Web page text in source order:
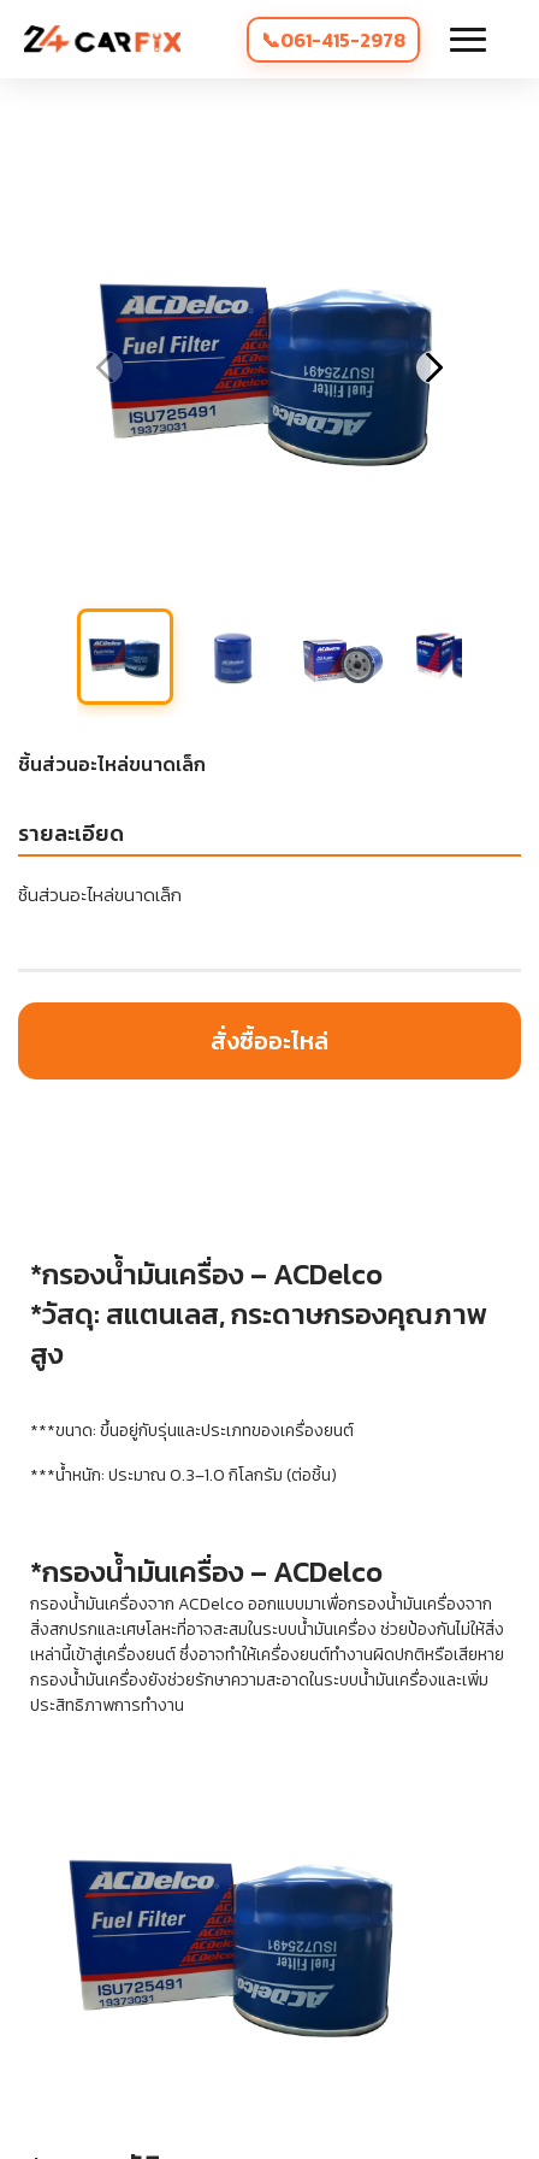
061-415-2978
ชิ้นส่วนอะไหล่ขนาดเล็ก
รายละเอียด
ชิ้นส่วนอะไหล่ขนาดเล็ก
สั่งซื้ออะไหล่
*กรองน้ำมันเครื่อง – ACDelco
*วัสดุ: สแตนเลส, กระดาษกรองคุณภาพ
สูง
***ขนาด: ขึ้นอยู่กับรุ่นและประเภทของเครื่องยนต์
***น้ำหนัก: ประมาณ 0.3–1.0 กิโลกรัม (ต่อชิ้น)
*กรองน้ำมันเครื่อง – ACDelco
กรองน้ำมันเครื่องจาก ACDelco ออกแบบมาเพื่อกรองน้ำมันเครื่องจาก
สิ่งสกปรกและเศษโลหะที่อาจสะสมในระบบน้ำมันเครื่อง ช่วยป้องกันไม่ให้สิ่ง
เหล่านี้เข้าสู่เครื่องยนต์ ซึ่งอาจทำให้เครื่องยนต์ทำงานผิดปกติหรือเสียหาย
กรองน้ำมันเครื่องยังช่วยรักษาความสะอาดในระบบน้ำมันเครื่องและเพิ่ม
ประสิทธิภาพการทำงาน